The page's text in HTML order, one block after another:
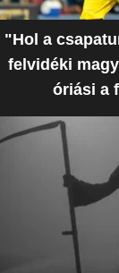
"Hol a
felvidéki
óriási a